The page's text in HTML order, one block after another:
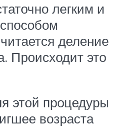
легким и
деление
Происходит это
этой процедуры
возраста